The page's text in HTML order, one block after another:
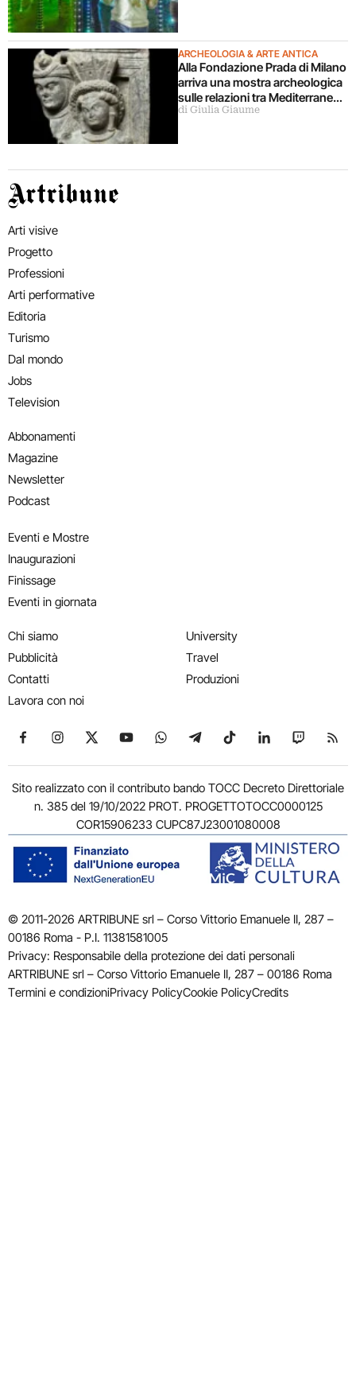
ARCHEOLOGIA & ARTE ANTICA
Alla Fondazione Prada di Milano
arriva una mostra archeologica
sulle relazioni tra Mediterraneo
e Asia
di Giulia Giaume
Artribune
Arti visive
Progetto
Professioni
Arti performative
Editoria
Turismo
Dal mondo
Jobs
Television
Abbonamenti
Magazine
Newsletter
Podcast
Eventi e Mostre
Inaugurazioni
Finissage
Eventi in giornata
Chi siamo
Pubblicità
Contatti
Lavora con noi
University
Travel
Produzioni
Seguici su Facebook
Seguici su Instagram
Seguici su X
Seguici su YouTube
Seguici su WhatsApp
Seguici su Telegram
Seguici su TikTok
Seguici su
Seguici
Sito realizzato con il contributo bando TOCC Decreto Direttoriale
n. 385 del 19/10/2022 PROT. PROGETTOTOCC0000125
COR15906233 CUPC87J23001080008
© 2011-2026 ARTRIBUNE srl – Corso Vittorio Emanuele II, 287 –
00186 Roma - P.I. 11381581005
Privacy: Responsabile della protezione dei dati personali
ARTRIBUNE srl – Corso Vittorio Emanuele II, 287 – 00186 Roma
Termini e condizioniPrivacy PolicyCookie PolicyCredits